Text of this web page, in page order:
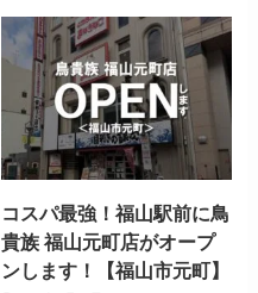
コスパ最強！福山駅前に鳥
貴族 福山元町店がオープ
ンします！【福山市元町】